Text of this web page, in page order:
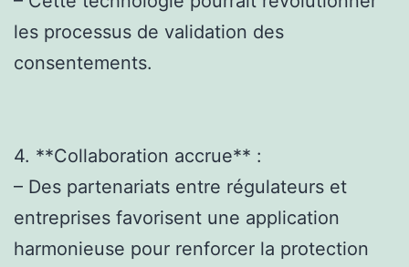
les processus de validation des
consentements.
4. **Collaboration accrue** :
– Des partenariats entre régulateurs et
entreprises favorisent une application
harmonieuse pour renforcer la protection